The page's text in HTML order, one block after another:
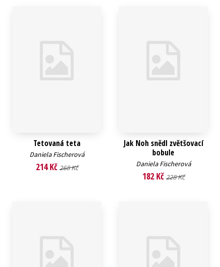
Tetovaná teta
Daniela Fischerová
214 Kč 268 Kč
Jak Noh snědl zvětšovací
bobule
Daniela Fischerová
182 Kč 228 Kč